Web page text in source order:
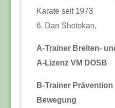
Karate seit 1973
6. Dan Shotokan,
A-Trainer Breiten-
A-Lizenz VM DOSB
B-Trainer
Bewegung